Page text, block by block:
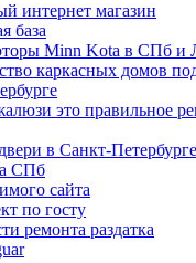
интернет магазин
база
Minn Kota в СПб и
каркасных домов
это правильное
в Санкт-Петербурге
СПб
сайта
по госту
ремонта раздатка